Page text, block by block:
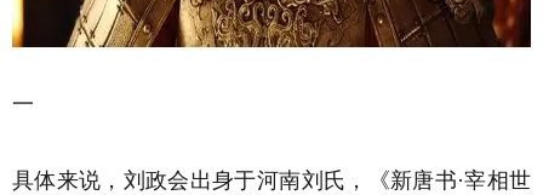
一
具体来说，刘政会出身于河南刘氏，《新唐书·宰相世